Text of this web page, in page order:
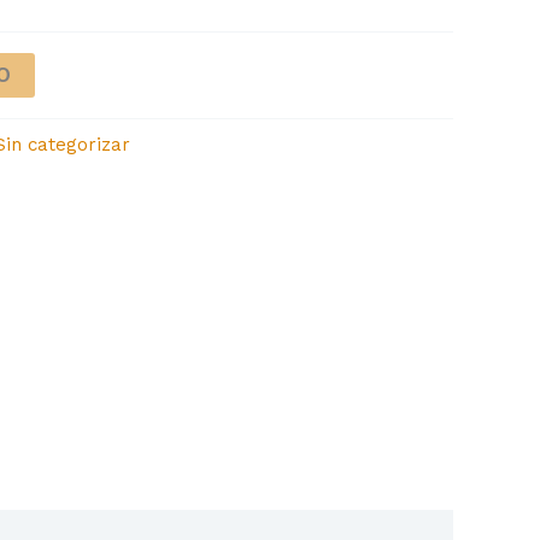
categorizar